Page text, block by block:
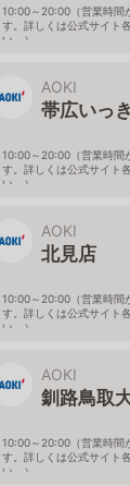
10:00～20:00（営業時間
す。詳しくは公式サイト
い。）
AOKI
帯広いっ
10:00～20:00（営業時間
す。詳しくは公式サイト
い。）
AOKI
北見店
10:00～20:00（営業時間
す。詳しくは公式サイト
い。）
AOKI
釧路鳥取
10:00～20:00（営業時間
す。詳しくは公式サイト
い。）